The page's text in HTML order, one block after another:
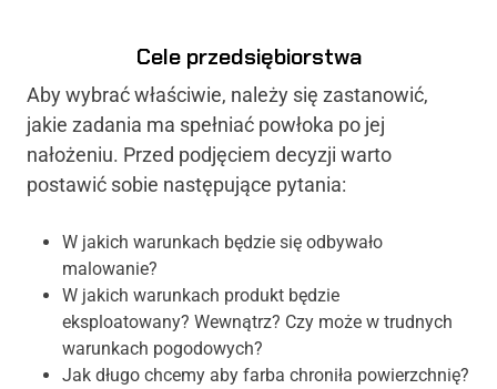
Cele przedsiębiorstwa
Aby wybrać właściwie, należy się zastanowić,
jakie zadania ma spełniać powłoka po jej
nałożeniu. Przed podjęciem decyzji warto
postawić sobie następujące pytania:
W jakich warunkach będzie się odbywało
malowanie?
W jakich warunkach produkt będzie
eksploatowany? Wewnątrz? Czy może w trudnych
warunkach pogodowych?
Jak długo chcemy aby farba chroniła powierzchnię?